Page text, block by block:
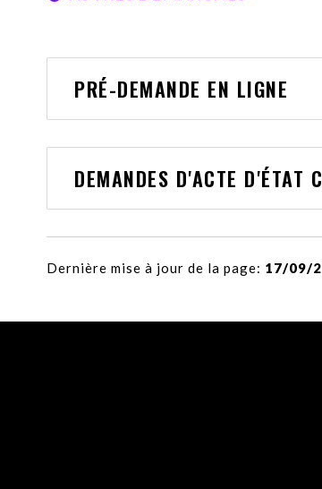
PRÉ-DEMANDE EN LIGNE
DEMANDES D'ACTE D'ÉTAT
Dernière mise à jour de la page: 17/09/